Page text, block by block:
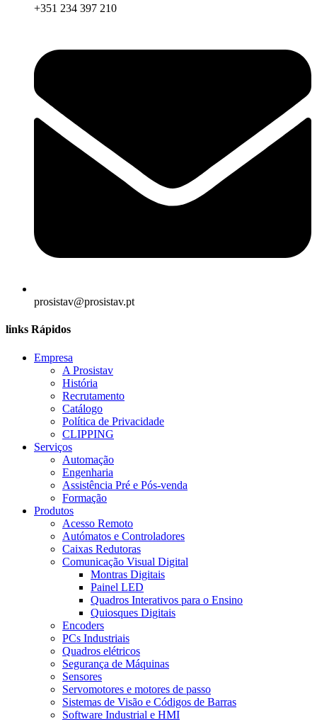
+351 234 397 210
prosistav@prosistav.pt
links Rápidos
Empresa
A Prosistav
História
Recrutamento
Catálogo
Política de Privacidade
CLIPPING
Serviços
Automação
Engenharia
Assistência Pré e Pós-venda
Formação
Produtos
Acesso Remoto
Autómatos e Controladores
Caixas Redutoras
Comunicação Visual Digital
Montras Digitais
Painel LED
Quadros Interativos para o Ensino
Quiosques Digitais
Encoders
PCs Industriais
Quadros elétricos
Segurança de Máquinas
Sensores
Servomotores e motores de passo
Sistemas de Visão e Códigos de Barras
Software Industrial e HMI